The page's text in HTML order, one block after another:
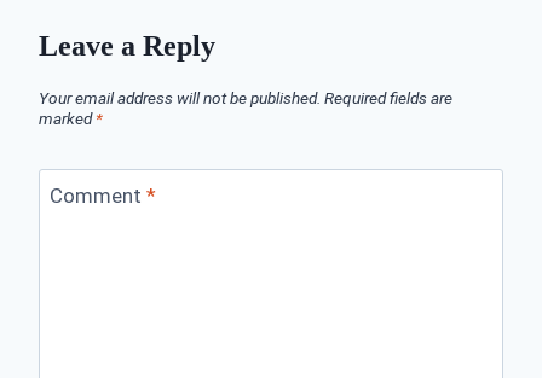
Leave a Reply
Your email address will not be published. Required fields are
marked*
Comment *